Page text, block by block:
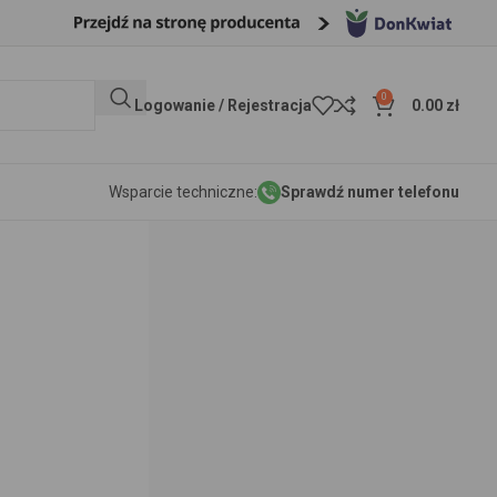
Logowanie / Rejestracja 0 0.00 zł
Wsparcie techniczne: Sprawdź numer telefonu